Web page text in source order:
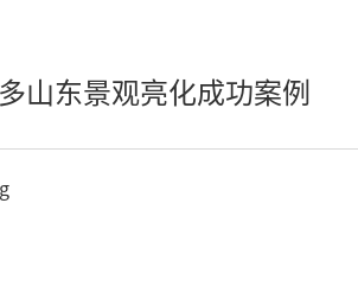
山东景观亮化成功案例